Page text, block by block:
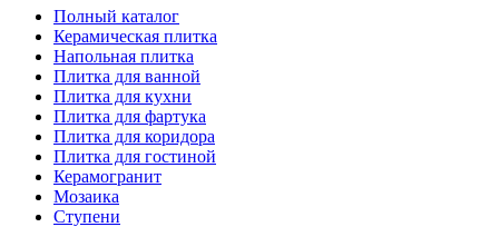
Полный каталог
Керамическая плитка
Напольная плитка
Плитка для ванной
Плитка для кухни
Плитка для фартука
Плитка для коридора
Плитка для гостиной
Керамогранит
Мозаика
Ступени